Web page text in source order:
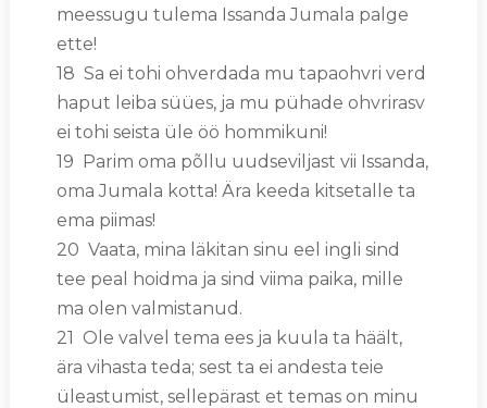
meessugu tulema Issanda Jumala palge
ette!
18 Sa ei tohi ohverdada mu tapaohvri verd
haput leiba süües, ja mu pühade ohvrirasv
ei tohi seista üle öö hommikuni!
19 Parim oma põllu uudseviljast vii Issanda,
oma Jumala kotta! Ära keeda kitsetalle ta
ema piimas!
20 Vaata, mina läkitan sinu eel ingli sind
tee peal hoidma ja sind viima paika, mille
ma olen valmistanud.
21 Ole valvel tema ees ja kuula ta häält,
ära vihasta teda; sest ta ei andesta teie
üleastumist, sellepärast et temas on minu